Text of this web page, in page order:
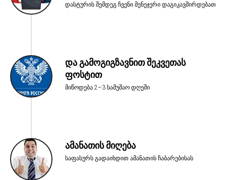
დასტურის შემდეგ ჩვენი მენეჯერი დაგიკავშირდებათ
და გამოგიგზავნით შეკვეთას
ფოსტით
მიწოდება 2–3 სამუშაო დღეში
ამანათის მიღება
საფასურს გადაიხდით ამანათის ჩაბარებისას